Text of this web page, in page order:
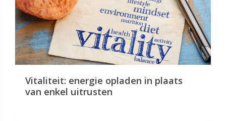
Vitaliteit: energie opladen in plaats
van enkel uitrusten